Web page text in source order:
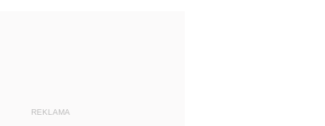
REKLAMA